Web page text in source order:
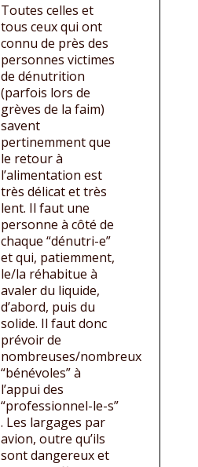
Toutes celles et
tous ceux qui ont
connu de près des
personnes victimes
de dénutrition
(parfois lors de
grèves de la faim)
savent
pertinemment que
le retour à
l’alimentation est
très délicat et très
lent. Il faut une
personne à côté de
chaque “dénutri-e”
et qui, patiemment,
le/la réhabitue à
avaler du liquide,
d’abord, puis du
solide. Il faut donc
prévoir de
nombreuses/nombreux
“bénévoles” à
l’appui des
“professionnel-le-s”
. Les largages par
avion, outre qu’ils
sont dangereux et